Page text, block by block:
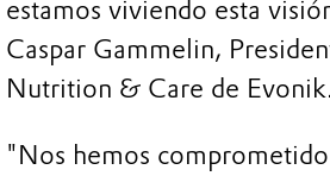
estamos viviendo esta
Caspar Gammelin,
Nutrition & Care de
"Nos hemos